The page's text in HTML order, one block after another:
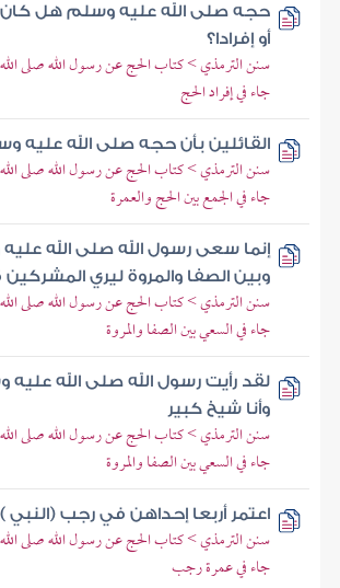
حجه صلى الله عليه وسلم هل كان
أو إفرادا؟
سنن الترمذي > كتاب الحج عن رسول الله صلى
جاء في إفراد الحج
القائلين بأن حجه صلى الله عليه
سنن الترمذي > كتاب الحج عن رسول الله صلى
جاء في الجمع بين الحج والعمرة
إنما سعى رسول الله صلى الله
وبين الصفا والمروة ليري
سنن الترمذي > كتاب الحج عن رسول الله صلى
جاء في السعي بين الصفا والمروة
لقد رأيت رسول الله صلى الله
وأنا شيخ كبير
سنن الترمذي > كتاب الحج عن رسول الله صلى
جاء في السعي بين الصفا والمروة
اعتمر أربعا إحداهن في رجب (النبي )
سنن الترمذي > كتاب الحج عن رسول الله صلى
جاء في عمرة رجب